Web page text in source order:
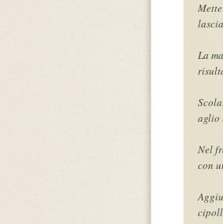
La
aglio
Nel
con